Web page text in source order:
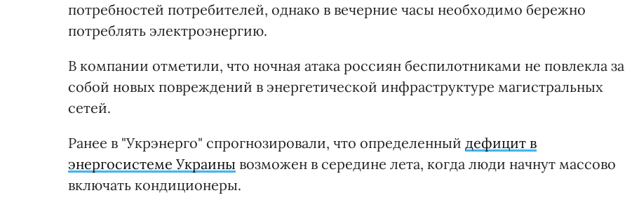
потребностей потребителей, однако в вечерние часы необходимо бережно
потреблять электроэнергию.
В компании отметили, что ночная атака россиян беспилотниками не повлекла за
собой новых повреждений в энергетической инфраструктуре магистральных
сетей.
Ранее в "Укрэнерго" спрогнозировали, что определенный дефицит в
энергосистеме Украины возможен в середине лета, когда люди начнут массово
включать кондиционеры.